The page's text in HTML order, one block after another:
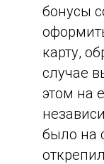
бонусы
карту,
случае
этом на
было на